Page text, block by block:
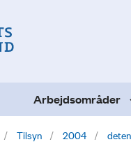
Arbejdsområder
Tilsyn 2004